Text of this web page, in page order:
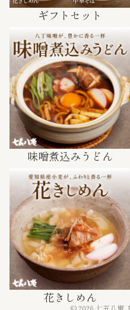
ギフトセット
味噌煮込みうどん
味噌煮込みうどん
花きしめん
花きしめん
© 2026 七五八庵
プライバシーポリシー
特定商取引法に基づく表記
配送ポリシー
返金ポリシー
利用規約
連絡先情報